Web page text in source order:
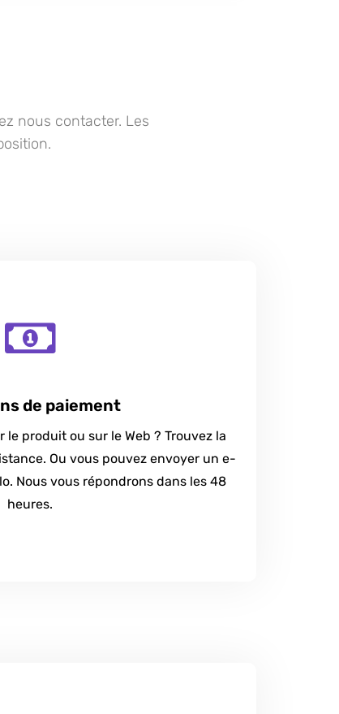
nous contacter. Les
de paiement
le produit ou sur le Web ? Trouvez la
Ou vous pouvez envoyer un e-
Nous vous répondrons dans les 48
heures.